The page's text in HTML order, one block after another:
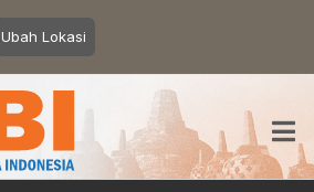
Ubah Lokasi